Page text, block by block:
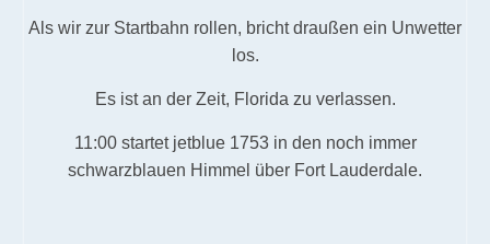
Als wir zur Startbahn rollen, bricht draußen ein Unwetter
los.
Es ist an der Zeit, Florida zu verlassen.
11:00 startet jetblue 1753 in den noch immer
schwarzblauen Himmel über Fort Lauderdale.